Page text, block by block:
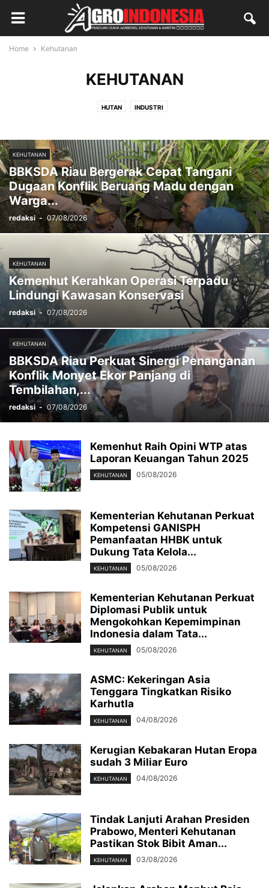
Home Kehutanan
KEHUTANAN
HUTAN INDUSTRI
KEHUTANAN
BBKSDA Riau Bergerak Cepat Tangani
Dugaan Konflik Beruang Madu dengan
Warga...
redaksi - 07/08/2026
KEHUTANAN
Kemenhut Kerahkan Operasi Terpadu
Lindungi Kawasan Konservasi
redaksi - 07/08/2026
KEHUTANAN
BBKSDA Riau Perkuat Sinergi Penanganan
Konflik Monyet Ekor Panjang di
Tembilahan,...
redaksi - 07/08/2026
Kemenhut Raih Opini WTP atas
Laporan Keuangan Tahun 2025
KEHUTANAN 05/08/2026
Kementerian Kehutanan Perkuat
Kompetensi GANISPH
Pemanfaatan HHBK untuk
Dukung Tata Kelola...
KEHUTANAN 05/08/2026
Kementerian Kehutanan Perkuat
Diplomasi Publik untuk
Mengokohkan Kepemimpinan
Indonesia dalam Tata...
KEHUTANAN 05/08/2026
ASMC: Kekeringan Asia
Tenggara Tingkatkan Risiko
Karhutla
KEHUTANAN 04/08/2026
Kerugian Kebakaran Hutan Eropa
sudah 3 Miliar Euro
KEHUTANAN 04/08/2026
Tindak Lanjuti Arahan Presiden
Prabowo, Menteri Kehutanan
Pastikan Stok Bibit Aman...
KEHUTANAN 03/08/2026